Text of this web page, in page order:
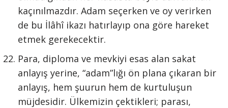
kaçınılmazdır. Adam seçerken ve oy verirken
de bu İlâhî ikazı hatırlayıp ona göre hareket
etmek gerekecektir.
Para, diploma ve mevkiyi esas alan sakat
anlayış yerine, “adam”lığı ön plana çıkaran bir
anlayış, hem şuurun hem de kurtuluşun
müjdesidir. Ülkemizin çektikleri; parası,